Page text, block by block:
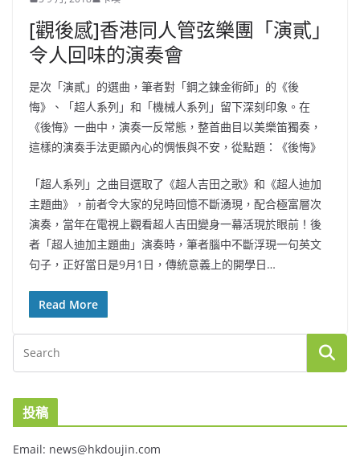
[觀後感]香港同人管弦樂團「演貳」
令人回味的演奏會
是次「演貳」的選曲，筆者對「鋼之鍊金術師」的《後
悔》、「超人系列」和「機械人系列」留下深刻印象。在
《後悔》一曲中，演奏一反常態，整首曲目以美樂笛獨奏，
這樣的演奏手法更顯內心的惆悵與不安，從點題：《後悔》
「超人系列」之曲目選取了《超人吉田之歌》和《超人迪加
主題曲》，前者令大家的兒時回憶不斷湧現，配合極富層次
演奏，當年在電視上觀看超人吉田變身一幕活現於眼前！後
者「超人迪加主題曲」演奏時，筆者腦中不斷浮現一句英文
句子，正好當日是9月1日，傳統意義上的開學日…
Read More
投稿
Email: news@hkdoujin.com